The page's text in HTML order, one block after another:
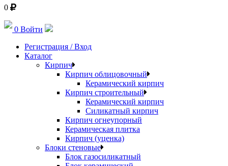
0
0 Войти
Регистрация / Вход
Каталог
Кирпич
Кирпич облицовочный
Керамический кирпич
Кирпич строительный
Керамический кирпич
Силикатный кирпич
Кирпич огнеупорный
Керамическая плитка
Кирпич (уценка)
Блоки стеновые
Блок газосиликатный